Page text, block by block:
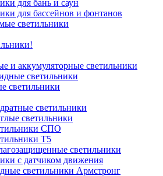
для бань и саун
для бассейнов и фонтанов
светильники
и аккумуляторные светильники
светильники
светильники
светильники
светильники
СПО
Т5
светильники
с датчиком движения
светильники Армстронг